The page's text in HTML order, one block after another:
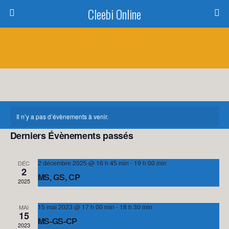
Cleebi Online
Il n’y a pas d’évènements à venir.
classe de découverte
et
de
vues
À venir
Sélectionnez
date.
Derniers Évènements passés
DÉC
2
2025
2 décembre 2025 @ 16 h 45 min - 19 h 00 min
MS, GS, CP
MAI
15
2023
15 mai 2023 @ 17 h 00 min - 18 h 30 min
MS-GS-CP